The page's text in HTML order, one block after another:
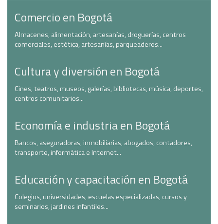
Comercio en Bogotá
Almacenes, alimentación, artesanías, droguerías, centros
comerciales, estética, artesanías, parqueaderos...
Cultura y diversión en Bogotá
Cines, teatros, museos, galerías, bibliotecas, música, deportes,
centros comunitarios...
Economía e industria en Bogotá
Bancos, aseguradoras, inmobiliarias, abogados, contadores,
transporte, informática e Internet...
Educación y capacitación en Bogotá
Colegios, universidades, escuelas especializadas, cursos y
seminarios, jardines infantiles...